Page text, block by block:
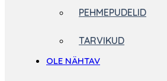
PEHMEPUDELID
TARVIKUD
OLE NÄHTAV